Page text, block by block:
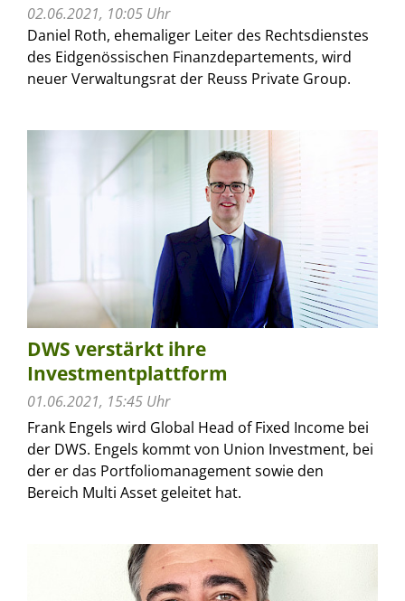
02.06.2021, 10:05 Uhr
Daniel Roth, ehemaliger Leiter des Rechtsdienstes
des Eidgenössischen Finanzdepartements, wird
neuer Verwaltungsrat der Reuss Private Group.
DWS verstärkt ihre
Investmentplattform
01.06.2021, 15:45 Uhr
Frank Engels wird Global Head of Fixed Income bei
der DWS. Engels kommt von Union Investment, bei
der er das Portfoliomanagement sowie den
Bereich Multi Asset geleitet hat.